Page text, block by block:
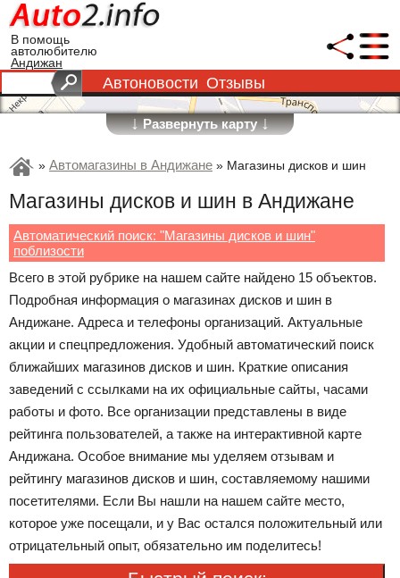
В помощь
автолюбителю
Андижан
Автоновости Отзывы
↓Развернуть карту↓
» Автомагазины в Андижане » Магазины дисков и шин
Магазины дисков и шин в Андижане
Автоматический поиск: "Магазины дисков и шин"
поблизости
Всего в этой рубрике на нашем сайте найдено 15 объектов.
Подробная информация о магазинах дисков и шин в
Андижане. Адреса и телефоны организаций. Актуальные
акции и спецпредложения. Удобный автоматический поиск
ближайших магазинов дисков и шин. Краткие описания
заведений с ссылками на их официальные сайты, часами
работы и фото. Все организации представлены в виде
рейтинга пользователей, а также на интерактивной карте
Андижана. Особое внимание мы уделяем отзывам и
рейтингу магазинов дисков и шин, составляемому нашими
посетителями. Если Вы нашли на нашем сайте место,
которое уже посещали, и у Вас остался положительный или
отрицательный опыт, обязательно им поделитесь!